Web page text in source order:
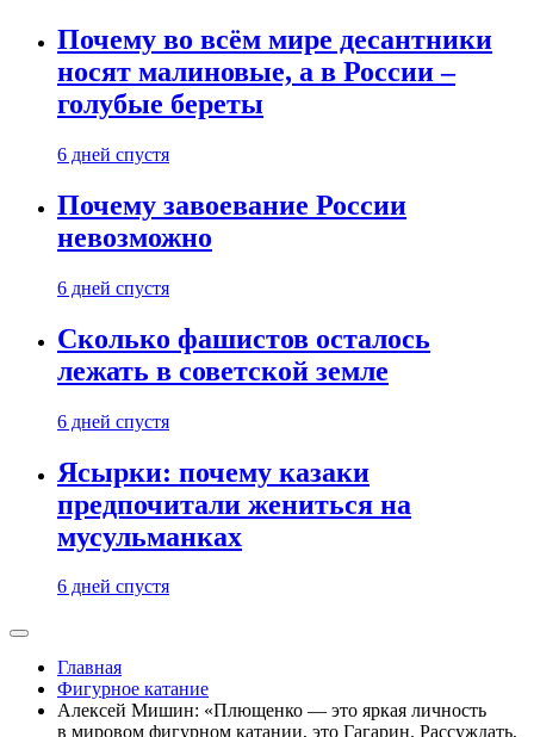
Почему во всём мире десантники
носят малиновые, а в России –
голубые береты
6 дней спустя
Почему завоевание России
невозможно
6 дней спустя
Сколько фашистов осталось
лежать в советской земле
6 дней спустя
Ясырки: почему казаки
предпочитали жениться на
мусульманках
6 дней спустя
Главная
Фигурное катание
Алексей Мишин: «Плющенко — это яркая личность
в мировом фигурном катании, это Гагарин. Рассуждать,